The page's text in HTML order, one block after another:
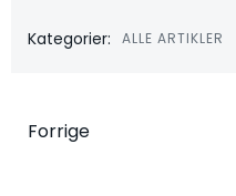
Kategorier: ALLE ARTIKLER
Forrige